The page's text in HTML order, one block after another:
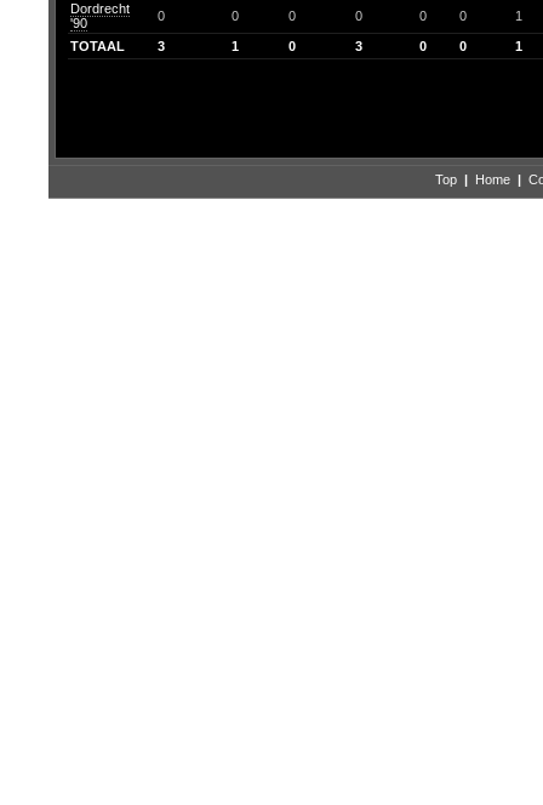
Dordrecht
'90
0 0 0 0 0 0 1
TOTAAL 3 1 0 3 0 0 1
Top | Home |